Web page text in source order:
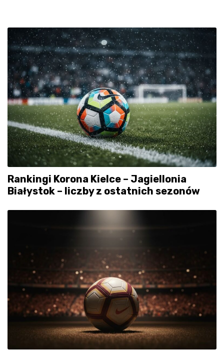
Rankingi Korona Kielce – Jagiellonia
Białystok – liczby z ostatnich sezonów